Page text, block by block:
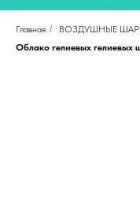
Главная / ВОЗДУШНЫЕ
Облако гелиевых гелиевых